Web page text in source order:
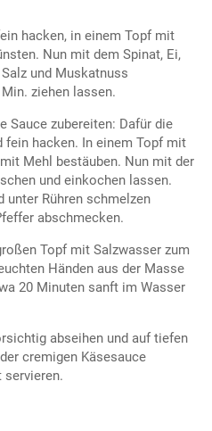
hacken, in einem Topf mit
Nun mit dem Spinat, Ei,
und Muskatnuss
ziehen lassen.
Sauce zubereiten: Dafür die
fein hacken. In einem Topf mit
Mehl bestäuben. Nun mit der
und einkochen lassen.
unter Rühren schmelzen
abschmecken.
Topf mit Salzwasser zum
Händen aus der Masse
20 Minuten sanft im Wasser
abseihen und auf tiefen
cremigen Käsesauce
servieren.